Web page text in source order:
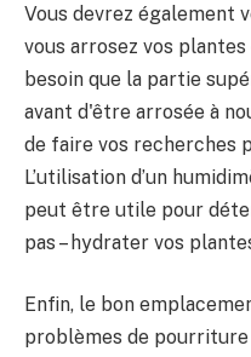
Vous devrez également
vous arrosez vos
besoin que la partie
avant d'être arrosée à
de faire vos recherches
L’utilisation d’un
peut être utile pour
pas – hydrater vos
Enfin, le bon
problèmes de pourriture